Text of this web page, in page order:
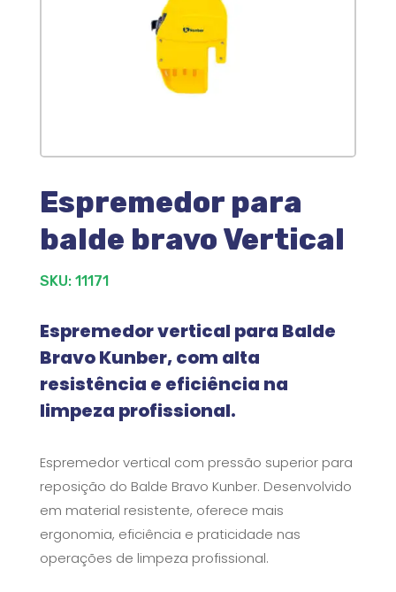
Espremedor para
balde bravo Vertical
SKU: 11171
Espremedor vertical para Balde
Bravo Kunber, com alta
resistência e eficiência na
limpeza profissional.
Espremedor vertical com pressão superior para
reposição do Balde Bravo Kunber. Desenvolvido
em material resistente, oferece mais
ergonomia, eficiência e praticidade nas
operações de limpeza profissional.